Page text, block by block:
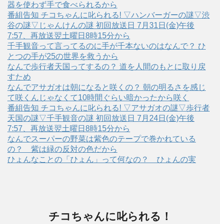
器を使わず手で食べられるから
番組告知 チコちゃんに叱られる! ▽ハンバーガーの謎▽渋
谷の謎▽じゃんけんの謎 初回放送日 7月31日(金)午後
7:57、再放送翌土曜日8時15分から
千手観音って言ってるのに手が千本ないのはなんで？ ひ
とつの手が25の世界を救うから
なんで歩行者天国ってするの？ 道を人間のもとに取り戻
すため
なんでアサガオは朝になると咲くの？ 朝の明るさを感じ
て咲くんじゃなくて10時間ぐらい暗かったから咲く
番組告知 チコちゃんに叱られる! ▽アサガオの謎▽歩行者
天国の謎▽千手観音の謎 初回放送日 7月24日(金)午後
7:57、再放送翌土曜日8時15分から
なんでスーパーの野菜は紫色のテープで巻かれている
の？ 紫は緑の反対の色だから
ひょんなことの「ひょん」って何なの？ ひょんの実
チコちゃんに叱られる！